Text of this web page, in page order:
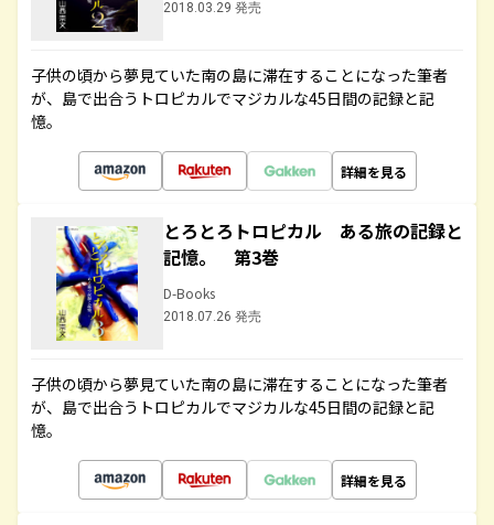
2018.03.29 発売
子供の頃から夢見ていた南の島に滞在することになった筆者
が、島で出合うトロピカルでマジカルな45日間の記録と記
憶。
詳細を見る
とろとろトロピカル ある旅の記録と
記憶。 第3巻
D-Books
2018.07.26 発売
子供の頃から夢見ていた南の島に滞在することになった筆者
が、島で出合うトロピカルでマジカルな45日間の記録と記
憶。
詳細を見る